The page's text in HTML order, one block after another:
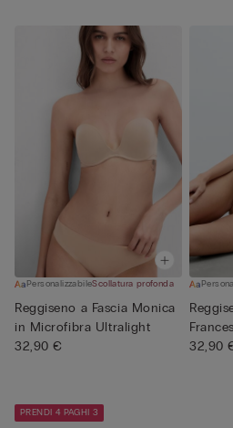
PersonalizzabileScollatura profonda
Reggiseno a Fascia Monica
in Microfibra Ultralight
32,90 €
Ult...
32,90
PRENDI 4 PAGHI 3